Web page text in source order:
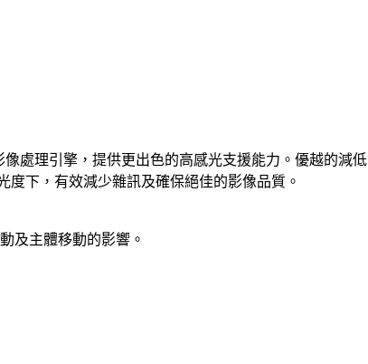
處理引擎，提供更出色的高感光支援能力。優越的減低
度下，有效減少雜訊及確保絕佳的影像品質。
及主體移動的影響。